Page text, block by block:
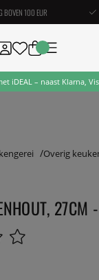
BOVEN 100 EUR
iDEAL – naast Klarna,
Overig
27CM